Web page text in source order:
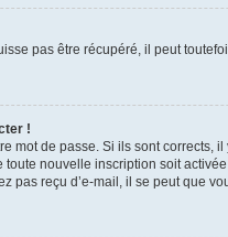
pas être récupéré, il peut
!
mot de passe. Si ils sont
nouvelle inscription soit
pas reçu d’e-mail, il se peut que